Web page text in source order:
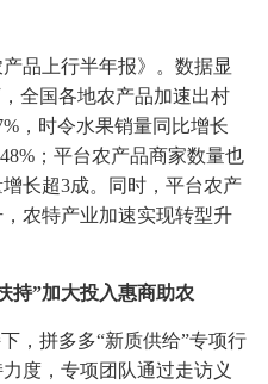
品上行半年报》。数据显
全国各地农产品加速出村
，时令水果销量同比增长
；平台农产品商家数量也
长超3成。同时，平台农产
农特产业加速实现转型升
持”加大投入惠商助农
，拼多多“新质供给”专项行
度，专项团队通过走访义